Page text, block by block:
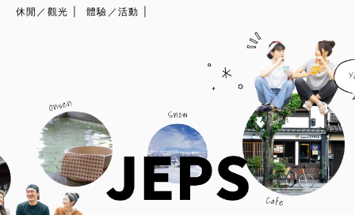
休閒／觀光
體驗／活動